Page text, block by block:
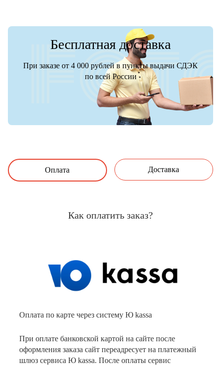
Бесплатная доставка
При заказе от 4 000 рублей в пункты выдачи СДЭК
по всей России
Оплата Доставка
Как оплатить заказ?
Оплата по карте через систему Ю kassa
При оплате банковской картой на сайте после
оформления заказа сайт переадресует на платежный
шлюз сервиса Ю kassa. После оплаты сервис